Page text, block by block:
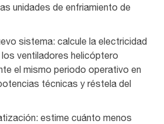
unidades de enfriamiento de
sistema: calcule la electricidad
los ventiladores helicóptero
el mismo periodo operativo en
técnicas y réstela del
estime cuánto menos